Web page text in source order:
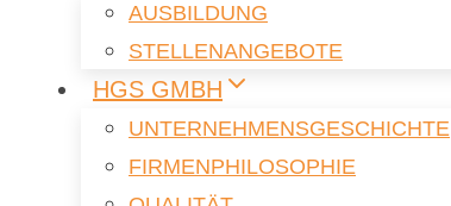
AUS­BIL­DUNG
STEL­LEN­AN­GE­BO­TE
HGS GMBH
UN­TER­NEH­MENS­GE­SCHICH­TE
FIR­MEN­PHI­LO­SO­PHIE